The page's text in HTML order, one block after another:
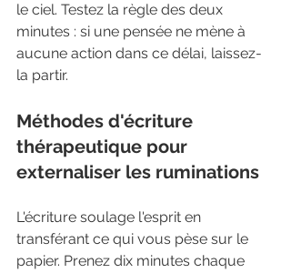
le ciel. Testez la règle des deux
minutes : si une pensée ne mène à
aucune action dans ce délai, laissez-
la partir.
Méthodes d'écriture
thérapeutique pour
externaliser les ruminations
L'écriture soulage l'esprit en
transférant ce qui vous pèse sur le
papier. Prenez dix minutes chaque